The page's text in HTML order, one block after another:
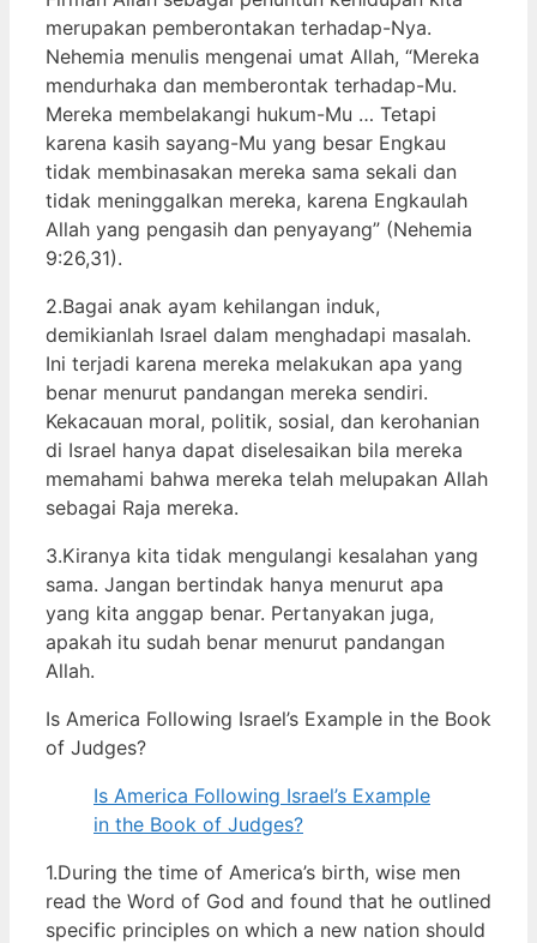
merupakan pemberontakan terhadap-Nya.
Nehemia menulis mengenai umat Allah, “Mereka
mendurhaka dan memberontak terhadap-Mu.
Mereka membelakangi hukum-Mu … Tetapi
karena kasih sayang-Mu yang besar Engkau
tidak membinasakan mereka sama sekali dan
tidak meninggalkan mereka, karena Engkaulah
Allah yang pengasih dan penyayang” (Nehemia
9:26,31).
2.Bagai anak ayam kehilangan induk,
demikianlah Israel dalam menghadapi masalah.
Ini terjadi karena mereka melakukan apa yang
benar menurut pandangan mereka sendiri.
Kekacauan moral, politik, sosial, dan kerohanian
di Israel hanya dapat diselesaikan bila mereka
memahami bahwa mereka telah melupakan Allah
sebagai Raja mereka.
3.Kiranya kita tidak mengulangi kesalahan yang
sama. Jangan bertindak hanya menurut apa
yang kita anggap benar. Pertanyakan juga,
apakah itu sudah benar menurut pandangan
Allah.
Is America Following Israel’s Example in the Book
of Judges?
Is America Following Israel’s Example
in the Book of Judges?
1.During the time of America’s birth, wise men
read the Word of God and found that he outlined
specific principles on which a new nation should